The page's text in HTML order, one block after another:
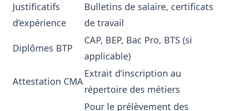
Justificatifs
d’expérience
Bulletins de salaire, certificats
de travail
Diplômes BTP
CAP, BEP, Bac Pro, BTS (si
applicable)
Attestation CMA
Extrait d’inscription au
répertoire des métiers
Pour le prélèvement des